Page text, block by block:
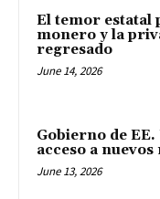
El temor estatal
monero y la
regresado
June 14, 2026
Gobierno de
acceso a nuevos
June 13, 2026